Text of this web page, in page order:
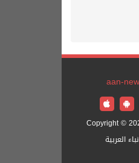
Copyright ©
العربية